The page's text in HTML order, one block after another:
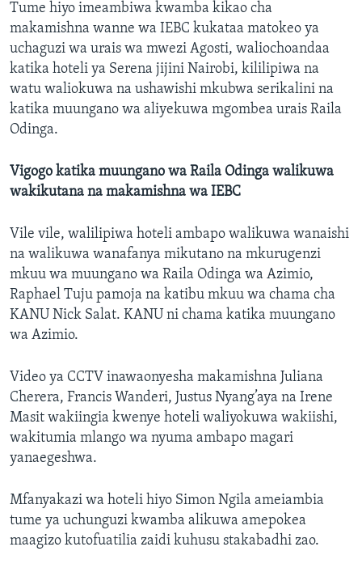
Tume hiyo imeambiwa kwamba kikao cha
makamishna wanne wa IEBC kukataa matokeo ya
uchaguzi wa urais wa mwezi Agosti, waliochoandaa
katika hoteli ya Serena jijini Nairobi, kililipiwa na
watu waliokuwa na ushawishi mkubwa serikalini na
katika muungano wa aliyekuwa mgombea urais Raila
Odinga.
Vigogo katika muungano wa Raila Odinga walikuwa
wakikutana na makamishna wa IEBC
Vile vile, walilipiwa hoteli ambapo walikuwa wanaishi
na walikuwa wanafanya mikutano na mkurugenzi
mkuu wa muungano wa Raila Odinga wa Azimio,
Raphael Tuju pamoja na katibu mkuu wa chama cha
KANU Nick Salat. KANU ni chama katika muungano
wa Azimio.
Video ya CCTV inawaonyesha makamishna Juliana
Cherera, Francis Wanderi, Justus Nyang’aya na Irene
Masit wakiingia kwenye hoteli waliyokuwa wakiishi,
wakitumia mlango wa nyuma ambapo magari
yanaegeshwa.
Mfanyakazi wa hoteli hiyo Simon Ngila ameiambia
tume ya uchunguzi kwamba alikuwa amepokea
maagizo kutofuatilia zaidi kuhusu stakabadhi zao.